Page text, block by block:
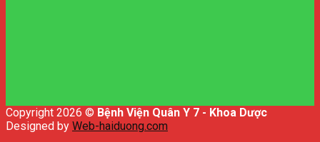
Copyright 2026 © Bệnh Viện Quân Y 7 - Khoa Dược
Designed by Web-haiduong.com